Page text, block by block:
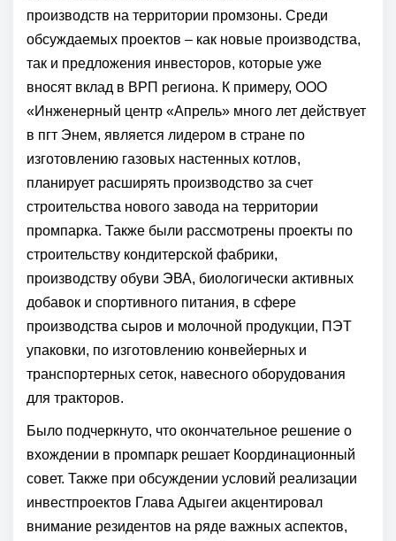
производств на территории промзоны. Среди
обсуждаемых проектов – как новые производства,
так и предложения инвесторов, которые уже
вносят вклад в ВРП региона. К примеру, ООО
«Инженерный центр «Апрель» много лет действует
в пгт Энем, является лидером в стране по
изготовлению газовых настенных котлов,
планирует расширять производство за счет
строительства нового завода на территории
промпарка. Также были рассмотрены проекты по
строительству кондитерской фабрики,
производству обуви ЭВА, биологически активных
добавок и спортивного питания, в сфере
производства сыров и молочной продукции, ПЭТ
упаковки, по изготовлению конвейерных и
транспортерных сеток, навесного оборудования
для тракторов.
Было подчеркнуто, что окончательное решение о
вхождении в промпарк решает Координационный
совет. Также при обсуждении условий реализации
инвестпроектов Глава Адыгеи акцентировал
внимание резидентов на ряде важных аспектов,